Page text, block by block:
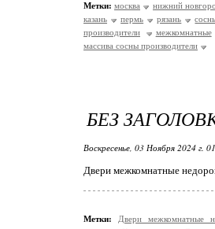
Метки: москва
нижний
казань
пермь рязань
производители
межкомнатные
массива сосны производители
БЕЗ
Воскресенье, 03 Ноября 2024 г.
Двери межкомнатные
Метки:
Двери межкомнатные